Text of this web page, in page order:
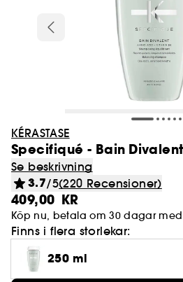
KÉRASTASE
Specifiqué - Bain
Se beskrivning
3.7/5(220 Recensioner)
409,00 KR
Köp nu, betala om 30 dagar med
Finns i flera storlekar:
250 ml